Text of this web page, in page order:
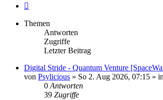
Themen
Antworten
Zugriffe
Letzter Beitrag
Digital Stride - Quantum Venture
von Psylicious » So 2. Aug 2026, 07:15 » in
0 Antworten
39 Zugriffe